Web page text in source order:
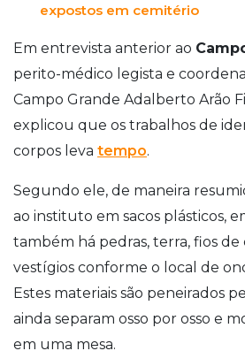
expostos em cemitério
Em entrevista anterior ao
perito-médico legista e
Campo Grande Adalberto Arão
explicou que os trabalhos de
corpos leva tempo.
Segundo ele, de maneira
ao instituto em sacos plásticos,
também há pedras, terra, fios
vestígios conforme o local de
Estes materiais são peneirados
ainda separam osso por osso e
em uma mesa.